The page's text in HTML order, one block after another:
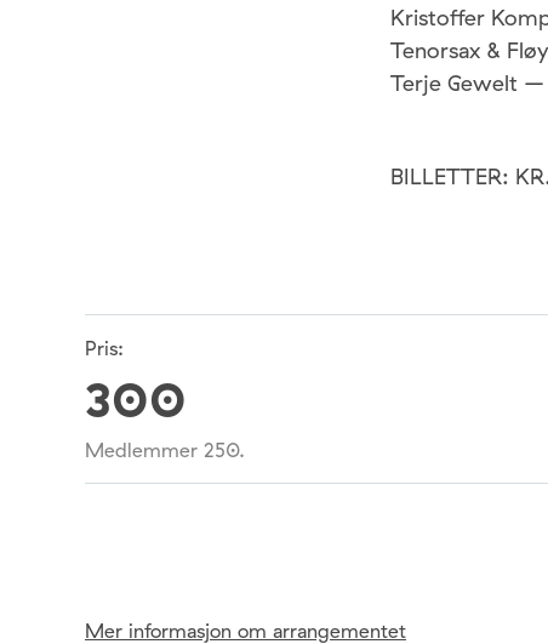
Kristoffer
Tenorsax &
Terje Gewelt
​BILLETTER:
Pris:
300
Medlemmer 250.
Mer informasjon om arrangementet